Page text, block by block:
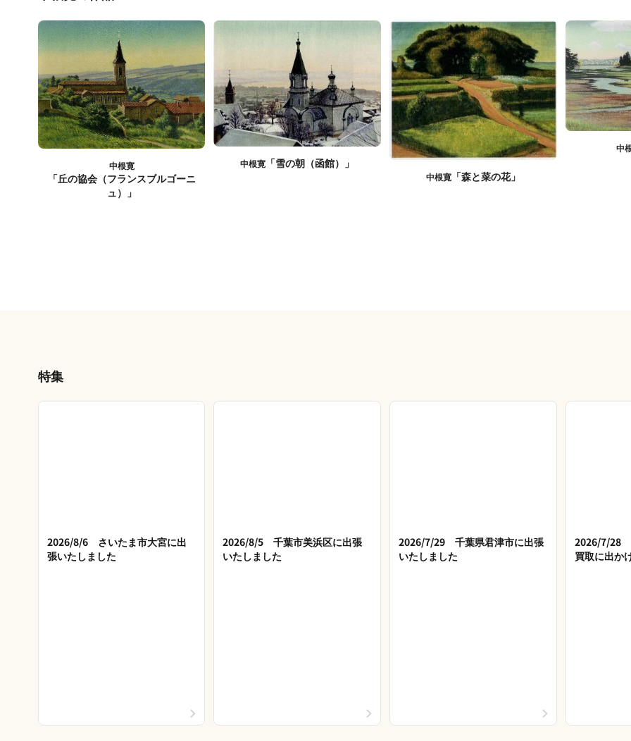
中根寛
「丘の協会（フランスブルゴーニ
ュ）」
中根寛 「雪の朝（函館）」
中根寛「森と菜の花」
中
特集
2026/8/6 さいたま市大宮に出
張いたしました
2026/8/5 千葉市美浜区に出張
いたしました
2026/7/29 千葉県君津市に出張
いたしました
2026/7/28
買取に出か